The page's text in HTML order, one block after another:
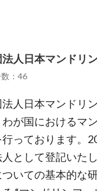
人日本マンドリ
：46
人日本マンドリ
わが国におけるマ
っております。
として登記いた
ついての基本的な